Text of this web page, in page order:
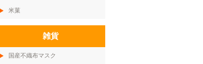
米菓
雑貨
国産不織布マスク